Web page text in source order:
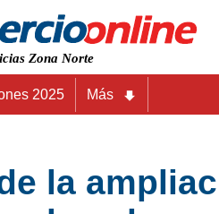
Zona Norte
2025 Más
la